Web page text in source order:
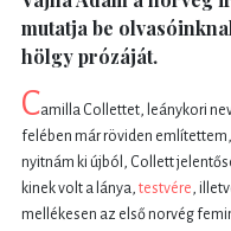
mutatja be
hölgy prózáját.
Camilla Collettet, leánykori
felében már röviden
nyitnám ki újból, Collett
kinek volt a lánya, testvére,
mellékesen az első norvég